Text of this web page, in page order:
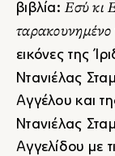
βιβλία:Εσύ κι
ταρακουνημένο
εικόνες της
Ντανιέλας
Αγγέλου και
Ντανιέλας
Αγγελίδου με